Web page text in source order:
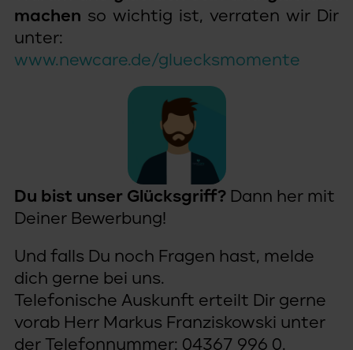
machen so wichtig ist, verraten wir Dir
unter:
www.newcare.de/gluecksmomente
Du bist unser Glücksgriff?Dann her mit
Deiner Bewerbung!
Und falls Du noch Fragen hast, melde
dich gerne bei uns.
Telefonische Auskunft erteilt Dir gerne
vorab Herr Markus Franziskowski unter
der Telefonnummer: 04367 996 0.